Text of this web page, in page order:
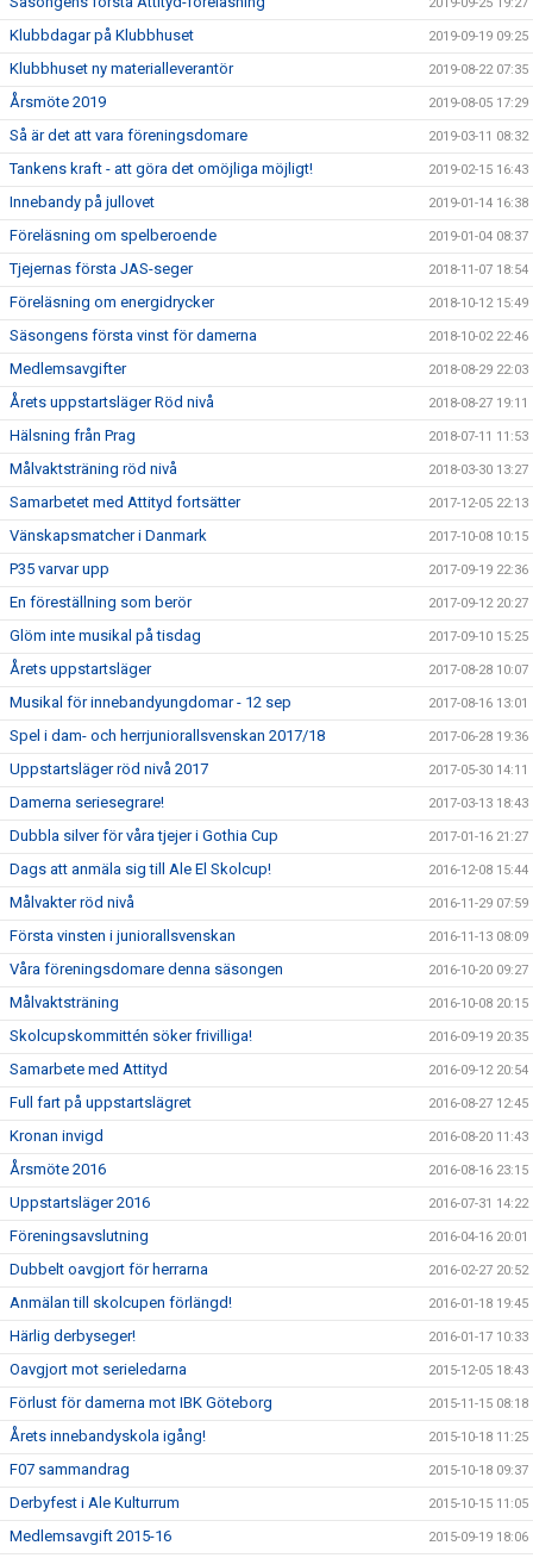
Klubbdagar på Klubbhuset 2019-09-19 09:25
Klubbhuset ny materialleverantör 2019-08-22 07:35
Årsmöte 2019 2019-08-05 17:29
Så är det att vara föreningsdomare 2019-03-11 08:32
Tankens kraft - att göra det omöjliga möjligt! 2019-02-15 16:43
Innebandy på jullovet 2019-01-14 16:38
Föreläsning om spelberoende 2019-01-04 08:37
Tjejernas första JAS-seger 2018-11-07 18:54
Föreläsning om energidrycker 2018-10-12 15:49
Säsongens första vinst för damerna 2018-10-02 22:46
Medlemsavgifter 2018-08-29 22:03
Årets uppstartsläger Röd nivå 2018-08-27 19:11
Hälsning från Prag 2018-07-11 11:53
Målvaktsträning röd nivå 2018-03-30 13:27
Samarbetet med Attityd fortsätter 2017-12-05 22:13
Vänskapsmatcher i Danmark 2017-10-08 10:15
P35 varvar upp 2017-09-19 22:36
En föreställning som berör 2017-09-12 20:27
Glöm inte musikal på tisdag 2017-09-10 15:25
Årets uppstartsläger 2017-08-28 10:07
Musikal för innebandyungdomar - 12 sep 2017-08-16 13:01
Spel i dam- och herrjuniorallsvenskan 2017/18 2017-06-28 19:36
Uppstartsläger röd nivå 2017 2017-05-30 14:11
Damerna seriesegrare! 2017-03-13 18:43
Dubbla silver för våra tjejer i Gothia Cup 2017-01-16 21:27
Dags att anmäla sig till Ale El Skolcup! 2016-12-08 15:44
Målvakter röd nivå 2016-11-29 07:59
Första vinsten i juniorallsvenskan 2016-11-13 08:09
Våra föreningsdomare denna säsongen 2016-10-20 09:27
Målvaktsträning 2016-10-08 20:15
Skolcupskommittén söker frivilliga! 2016-09-19 20:35
Samarbete med Attityd 2016-09-12 20:54
Full fart på uppstartslägret 2016-08-27 12:45
Kronan invigd 2016-08-20 11:43
Årsmöte 2016 2016-08-16 23:15
Uppstartsläger 2016 2016-07-31 14:22
Föreningsavslutning 2016-04-16 20:01
Dubbelt oavgjort för herrarna 2016-02-27 20:52
Anmälan till skolcupen förlängd! 2016-01-18 19:45
Härlig derbyseger! 2016-01-17 10:33
Oavgjort mot serieledarna 2015-12-05 18:43
Förlust för damerna mot IBK Göteborg 2015-11-15 08:18
Årets innebandyskola igång! 2015-10-18 11:25
F07 sammandrag 2015-10-18 09:37
Derbyfest i Ale Kulturrum 2015-10-15 11:05
Medlemsavgift 2015-16 2015-09-19 18:06